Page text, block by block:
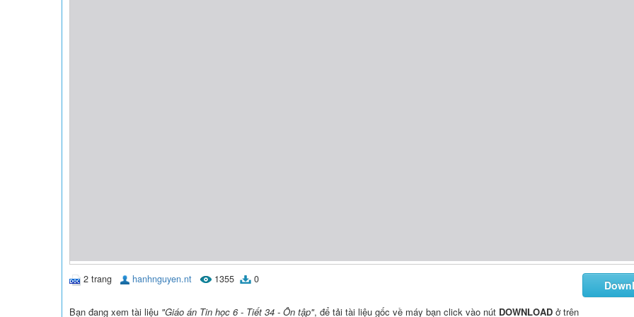
2 trang hanhnguyen.nt 1355 0
Bạn đang xem tài liệu "Giáo án Tin học 6 - Tiết 34 - Ôn tập", để tải tài liệu gốc về máy bạn click vào nút DOWNLOAD ở trên